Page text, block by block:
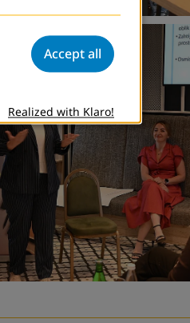
Accept all
Realized with Klaro!